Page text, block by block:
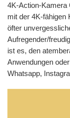
4K-Action-Kamera
mit der 4K-fähigen
öfter
Aufregender/
ist es, den
Anwendungen
Whatsapp,